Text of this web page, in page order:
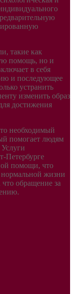
такие как
помощь, но и
в себя
и последующее
устранить
изменить образ
достижения
необходимый
помогает людям
Петербурге
помощи, что
нормальной жизни
обращение за